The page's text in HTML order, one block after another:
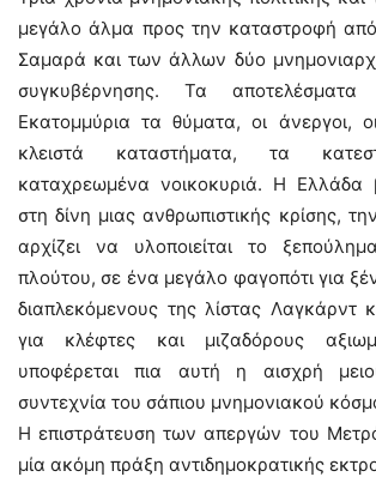
μεγάλο άλμα προς την καταστροφή
Σαμαρά και των άλλων δύο
συγκυβέρνησης. Τα αποτελέσματα
Εκατομμύρια τα θύματα, οι άνεργοι,
κλειστά καταστήματα, τα
καταχρεωμένα νοικοκυριά. Η Ελλάδα
στη δίνη μιας ανθρωπιστικής κρίσης,
αρχίζει να υλοποιείται το
πλούτου, σε ένα μεγάλο φαγοπότι για
διαπλεκόμενους της λίστας Λαγκάρντ
για κλέφτες και μιζαδόρους
υποφέρεται πια αυτή η αισχρή
συντεχνία του σάπιου μνημονιακού
Η επιστράτευση των απεργών του
μία ακόμη πράξη αντιδημοκρατικής